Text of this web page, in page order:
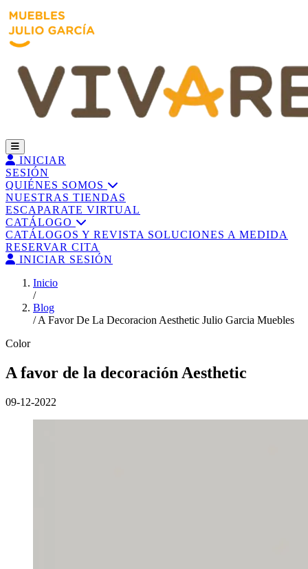
INICIAR
SESIÓN
QUIÉNES SOMOS
NUESTRAS TIENDAS
ESCAPARATE VIRTUAL
CATÁLOGO
CATÁLOGOS Y REVISTA SOLUCIONES A MEDIDA
RESERVAR CITA
INICIAR SESIÓN
Inicio
/
Blog
/ A Favor De La Decoracion Aesthetic Julio Garcia Muebles
Color
A favor de la decoración Aesthetic
09-12-2022